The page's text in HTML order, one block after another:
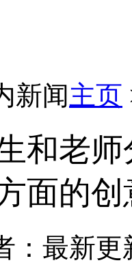
新闻主页
和老
面的
：最新更